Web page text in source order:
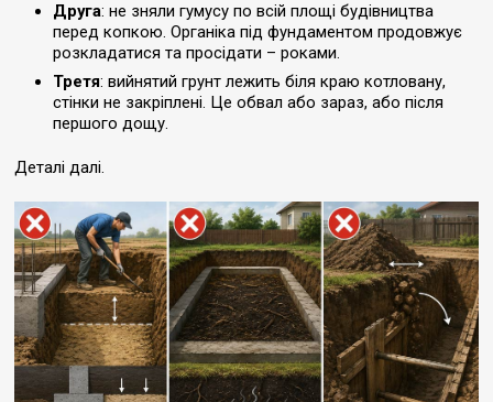
Друга: не зняли гумусу по всій площі будівництва
перед копкою. Органіка під фундаментом продовжує
розкладатися та просідати – роками.
Третя: вийнятий грунт лежить біля краю котловану,
стінки не закріплені. Це обвал або зараз, або після
першого дощу.
Деталі далі.